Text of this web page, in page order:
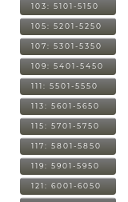
103: 5101-5150
105: 5201-5250
107: 5301-5350
109: 5401-5450
111: 5501-5550
113: 5601-5650
115: 5701-5750
117: 5801-5850
119: 5901-5950
121: 6001-6050